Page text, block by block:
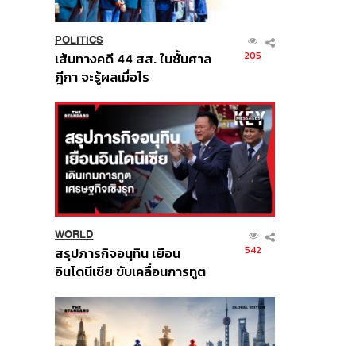
POLITICS
เส้นทางคดี 44 สส. ในชั้นศาล
ฎีกา จะรู้ผลเมื่อไร
205
WORLD
สรุปภารกิจอนุทิน เยือน
อินโดนีเซีย ขับเคลื่อนการทูต
ส่วนยุทธศาสตร์ไทย –
อินโดนีเซีย
542